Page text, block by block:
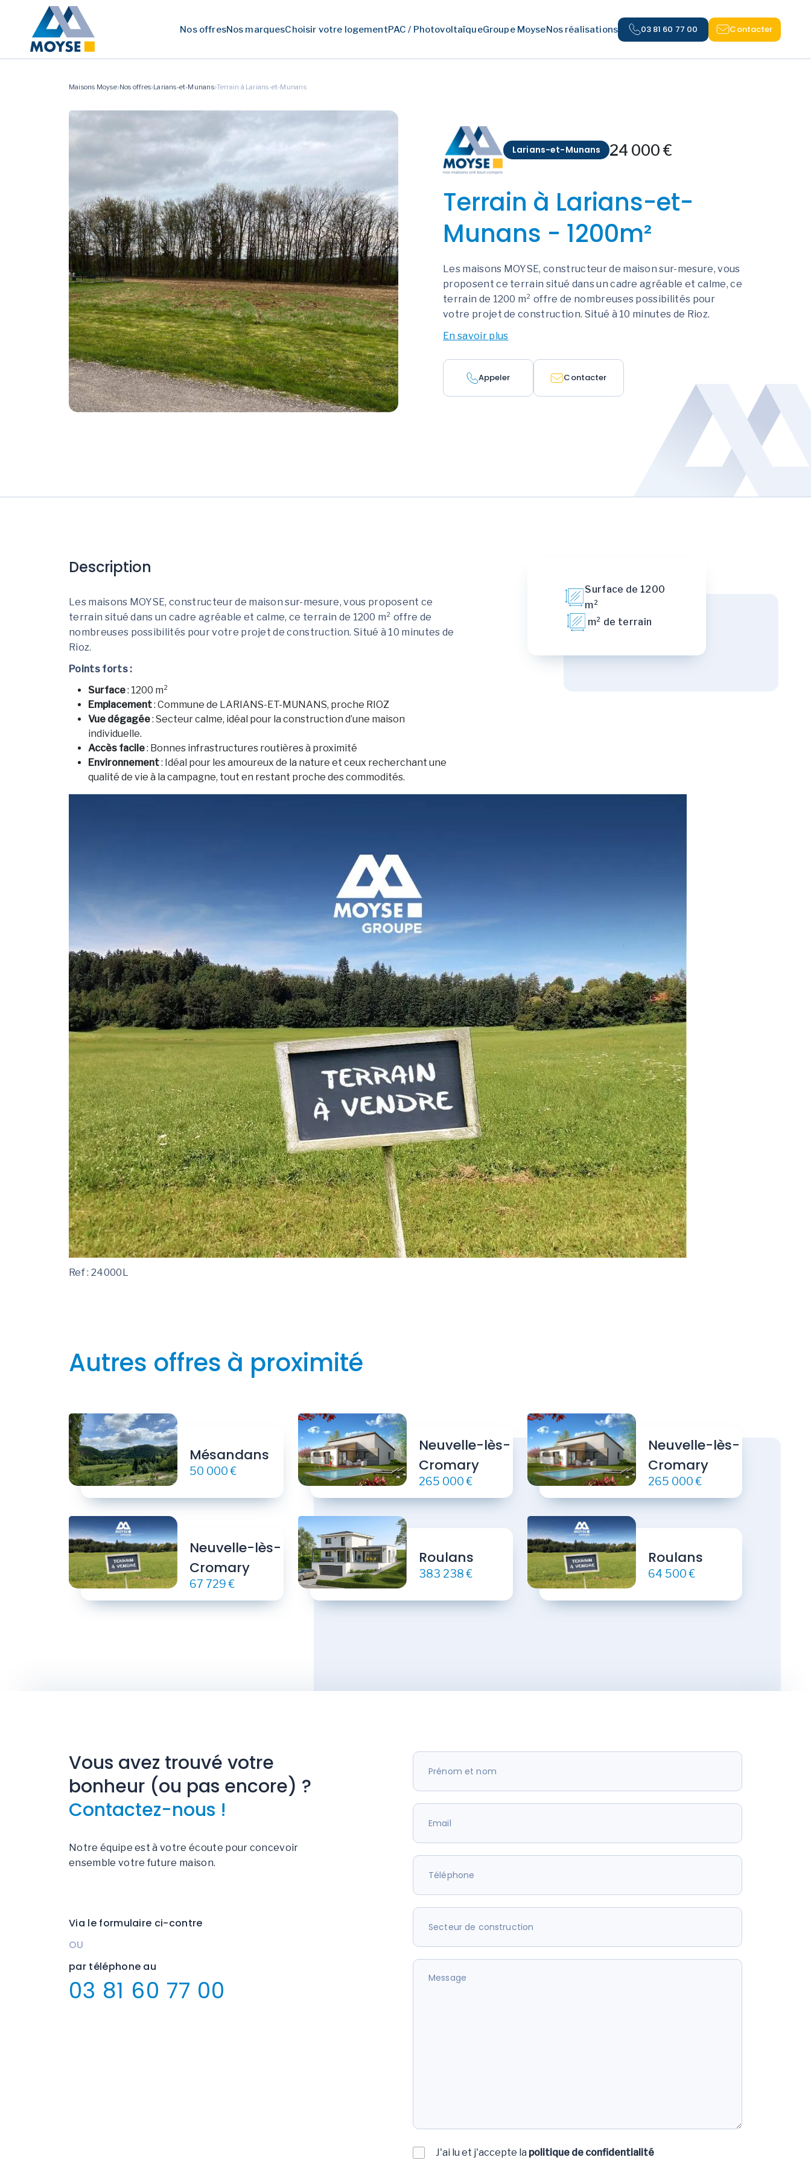
Nos offresNos marquesChoisir votre logementPAC / PhotovoltaïqueGroupe MoyseNos réalisations 03 81 60 77 00 Contacter
Maisons Moyse Nos offres Larians-et-Munans Terrain à Larians-et-Munans
Larians-et-Munans 24 000 €
Terrain à Larians-et-
Munans - 1200m²
Les maisons MOYSE, constructeur de maison sur-mesure, vous
proposent ce terrain situé dans un cadre agréable et calme, ce
terrain de 1200 m² offre de nombreuses possibilités pour
votre projet de construction. Situé à 10 minutes de Rioz.
En savoir plus
Appeler Contacter
Description
Les maisons MOYSE, constructeur de maison sur-mesure, vous proposent ce
terrain situé dans un cadre agréable et calme, ce terrain de 1200 m² offre de
nombreuses possibilités pour votre projet de construction. Situé à 10 minutes de
Rioz.
Points forts :
Surface: 1200 m²
Emplacement: Commune de LARIANS-ET-MUNANS, proche RIOZ
Vue dégagée: Secteur calme, idéal pour la construction d’une maison
individuelle.
Accès facile: Bonnes infrastructures routières à proximité
Environnement: Idéal pour les amoureux de la nature et ceux recherchant une
qualité de vie à la campagne, tout en restant proche des commodités.
Ref : 24000L
Surface de 1200
m²
m² de terrain
Autres offres à proximité
Mésandans
50 000 €
Neuvelle-lès-
Cromary
265 000 €
Neuvelle-lès-
Cromary
265 000 €
Neuvelle-lès-
Cromary
67 729 €
Roulans
383 238 €
Roulans
64 500 €
Vous avez trouvé votre
bonheur (ou pas encore) ?
Contactez-nous !
Notre équipe est à votre écoute pour concevoir
ensemble votre future maison.
Via le formulaire ci-contre
OU
par téléphone au
03 81 60 77 00
J'ai lu et j'accepte la politique de confidentialité